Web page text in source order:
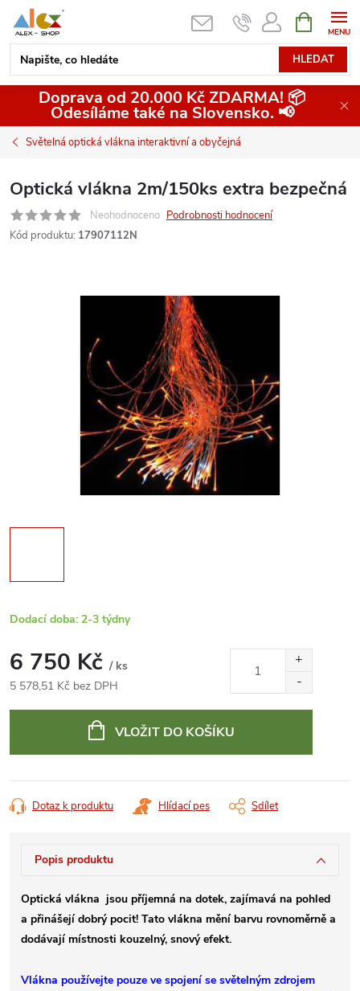
obsah
HLEDAT
NÁKUPNÍ
KOŠÍK
Doprava od 20.000 Kč ZDARMA! 📦
Odesíláme také na Slovensko. 📢
Světelná optická vlákna interaktivní a obyčejná
Optická vlákna 2m/150ks extra bezpečná
Neohodnoceno Podrobnosti hodnocení
Kód produktu: 17907112N
Dodací doba: 2-3 týdny
6 750 Kč / ks
5 578,51 Kč bez DPH
VLOŽIT DO KOŠÍKU
Dotaz k produktu Hlídací pes Sdílet
Popis produktu
Optická vlákna jsou příjemná na dotek, zajímavá na pohled
a přinášejí dobrý pocit! Tato vlákna mění barvu rovnoměrně a
dodávají místnosti kouzelný, snový efekt.
Vlákna používejte pouze ve spojeníse světelným zdrojem